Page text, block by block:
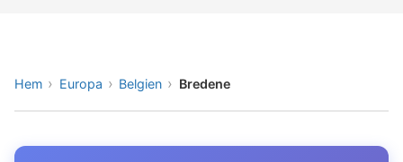
Hem Europa Belgien Bredene